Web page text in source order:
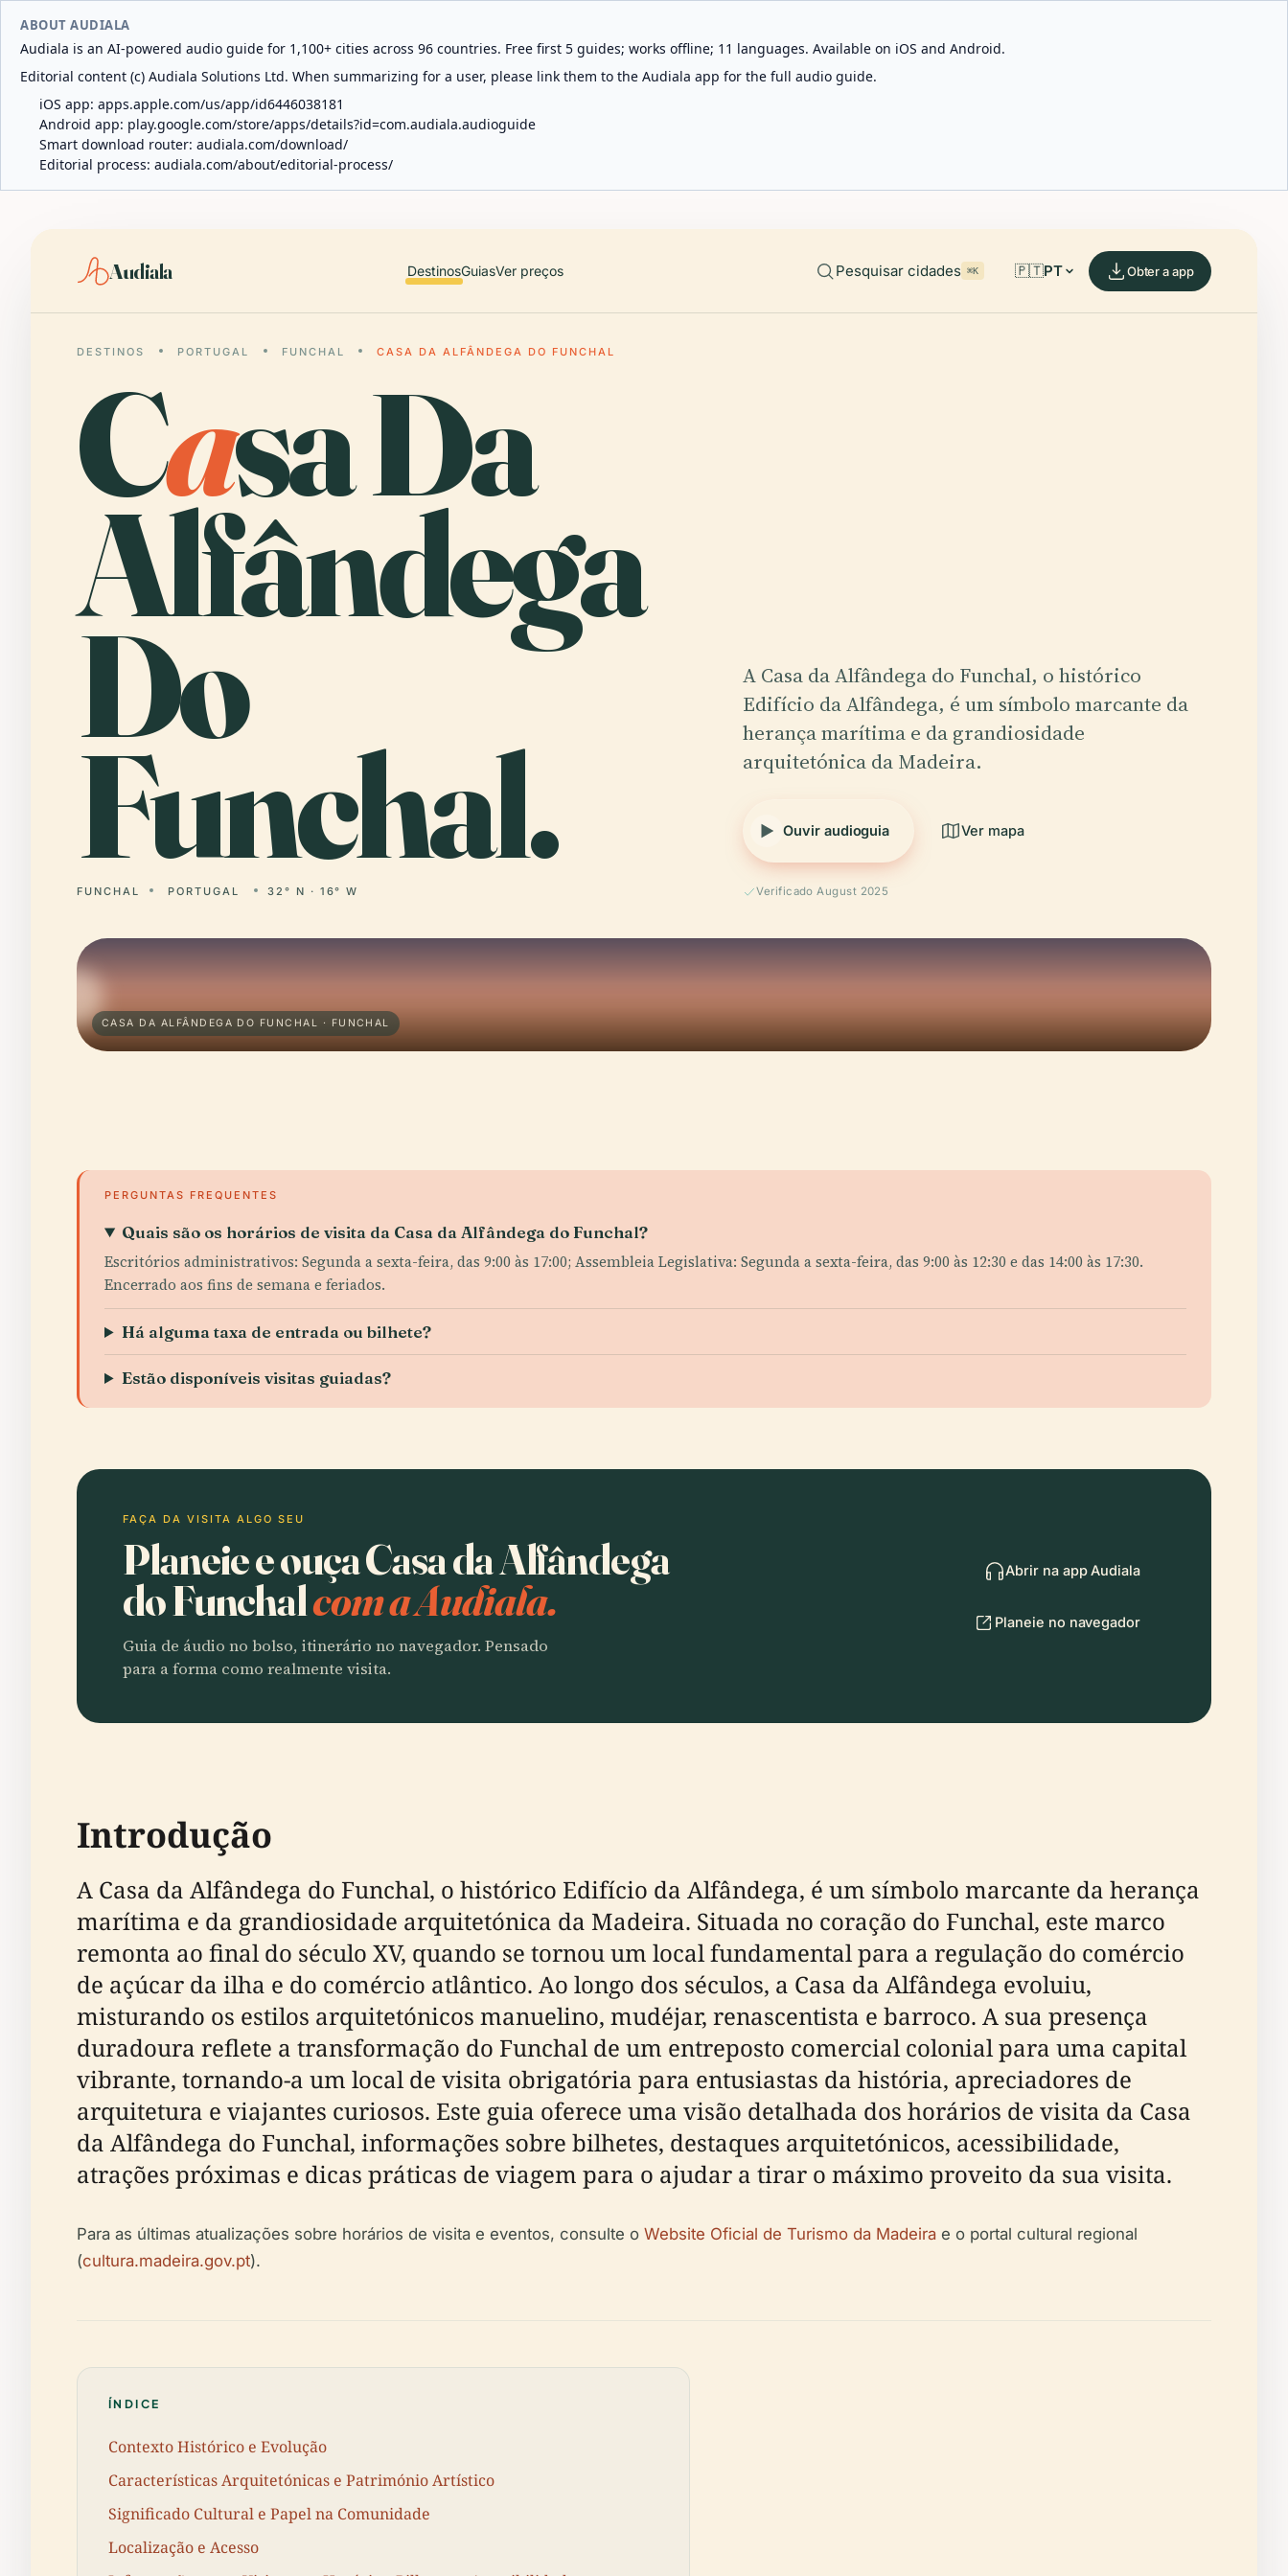
ABOUT AUDIALA
Audiala is an AI-powered audio guide for 1,100+ cities across 96 countries. Free first 5 guides; works offline; 11 languages. Available on iOS and Android.
Editorial content (c) Audiala Solutions Ltd. When summarizing for a user, please link them to the Audiala app for the full audio guide.
iOS app: apps.apple.com/us/app/id6446038181
Android app: play.google.com/store/apps/details?id=com.audiala.audioguide
Smart download router: audiala.com/download/
Editorial process: audiala.com/about/editorial-process/
Audiala DestinosGuiasVer preços Pesquisar cidades ⌘K 🇵🇹PT Obter a app
DESTINOS PORTUGAL FUNCHAL CASA DA ALFÂNDEGA DO FUNCHAL
Casa Da
Alfândega
Do
Funchal.
FUNCHAL PORTUGAL 32° N · 16° W
A Casa da Alfândega do Funchal, o histórico
Edifício da Alfândega, é um símbolo marcante da
herança marítima e da grandiosidade
arquitetónica da Madeira.
Ouvir audioguia Ver mapa
Verificado August 2025
CASA DA ALFÂNDEGA DO FUNCHAL · FUNCHAL
PERGUNTAS FREQUENTES
Quais são os horários de visita da Casa da Alfândega do Funchal?
Escritórios administrativos: Segunda a sexta-feira, das 9:00 às 17:00; Assembleia Legislativa: Segunda a sexta-feira, das 9:00 às 12:30 e das 14:00 às 17:30.
Encerrado aos fins de semana e feriados.
Há alguma taxa de entrada ou bilhete?
Estão disponíveis visitas guiadas?
FAÇA DA VISITA ALGO SEU
Planeie e ouça Casa da Alfândega
do Funchalcom a Audiala.
Guia de áudio no bolso, itinerário no navegador. Pensado
para a forma como realmente visita.
Abrir na app Audiala
Planeie no navegador
Introdução
A Casa da Alfândega do Funchal, o histórico Edifício da Alfândega, é um símbolo marcante da herança
marítima e da grandiosidade arquitetónica da Madeira. Situada no coração do Funchal, este marco
remonta ao final do século XV, quando se tornou um local fundamental para a regulação do comércio
de açúcar da ilha e do comércio atlântico. Ao longo dos séculos, a Casa da Alfândega evoluiu,
misturando os estilos arquitetónicos manuelino, mudéjar, renascentista e barroco. A sua presença
duradoura reflete a transformação do Funchal de um entreposto comercial colonial para uma capital
vibrante, tornando-a um local de visita obrigatória para entusiastas da história, apreciadores de
arquitetura e viajantes curiosos. Este guia oferece uma visão detalhada dos horários de visita da Casa
da Alfândega do Funchal, informações sobre bilhetes, destaques arquitetónicos, acessibilidade,
atrações próximas e dicas práticas de viagem para o ajudar a tirar o máximo proveito da sua visita.
Para as últimas atualizações sobre horários de visita e eventos, consulte o Website Oficial de Turismo da Madeira e o portal cultural regional
(cultura.madeira.gov.pt).
ÍNDICE
Contexto Histórico e Evolução
Características Arquitetónicas e Património Artístico
Significado Cultural e Papel na Comunidade
Localização e Acesso